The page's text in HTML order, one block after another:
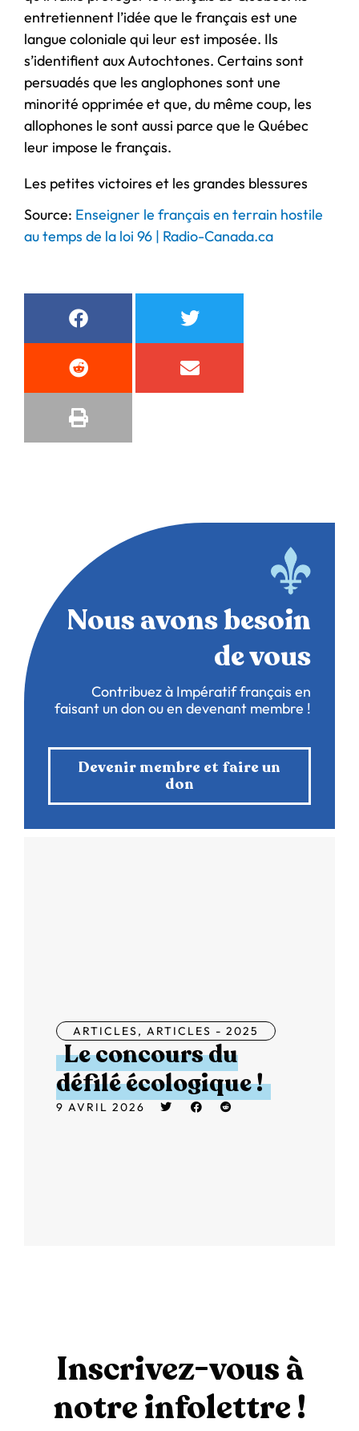
entretiennent l’idée que le français est une
langue coloniale qui leur est imposée. Ils
s’identifient aux Autochtones. Certains sont
persuadés que les anglophones sont une
minorité opprimée et que, du même coup, les
allophones le sont aussi parce que le Québec
leur impose le français.
Les petites victoires et les grandes blessures
Source: Enseigner le français en terrain hostile
au temps de la loi 96 | Radio-Canada.ca
Nous avons besoin
de vous
Contribuez à Impératif français en
faisant un don ou en devenant membre !
Devenir membre et faire un
don
ARTICLES, ARTICLES - 2025
Le concours du
défilé écologique !
9 AVRIL 2026
Inscrivez-vous à
notre infolettre !